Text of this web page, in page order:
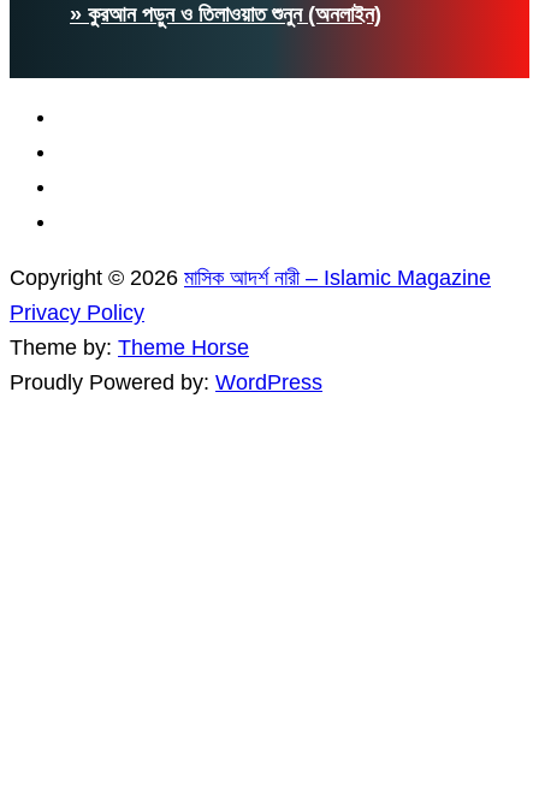
» কুরআন পড়ুন ও তিলাওয়াত শুনুন (অনলাইন)
Copyright © 2026 মাসিক আদর্শ নারী – Islamic Magazine
Privacy Policy
Theme by: Theme Horse
Proudly Powered by: WordPress